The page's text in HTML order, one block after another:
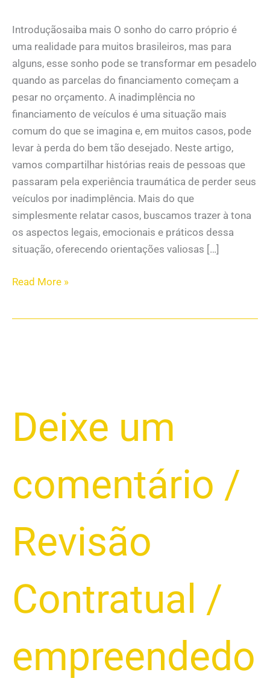
Introduçãosaiba mais O sonho do carro próprio é
uma realidade para muitos brasileiros, mas para
alguns, esse sonho pode se transformar em pesadelo
quando as parcelas do financiamento começam a
pesar no orçamento. A inadimplência no
financiamento de veículos é uma situação mais
comum do que se imagina e, em muitos casos, pode
levar à perda do bem tão desejado. Neste artigo,
vamos compartilhar histórias reais de pessoas que
passaram pela experiência traumática de perder seus
veículos por inadimplência. Mais do que
simplesmente relatar casos, buscamos trazer à tona
os aspectos legais, emocionais e práticos dessa
situação, oferecendo orientações valiosas […]
Read More »
Deixe um
comentário /
Revisão
Contratual /
empreendedo
Prejuízos:
Como
Evitar
Indevidas
Pagas
por
2025